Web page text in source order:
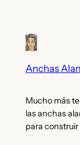
Anchas
Mucho más
las anchas
para